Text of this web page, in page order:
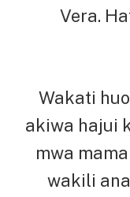
Vera.
Wakati
akiwa hajui
mwa
wakili